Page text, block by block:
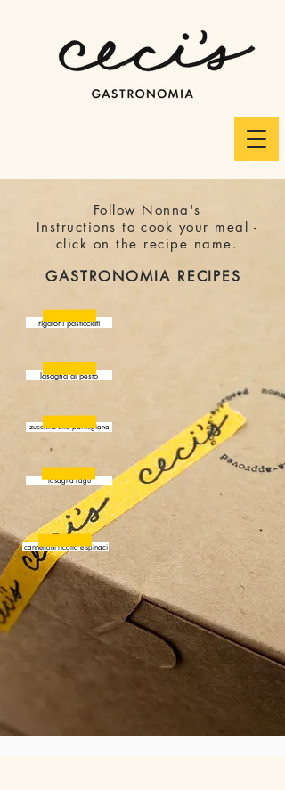
Follow Nonna's
Instructionsto cook your meal -
click on the recipe name.
GASTRONOMIA RECIPES
rigatoni pasticciati
lasagna al pesto
zucchine alla parmigiana
lasagna ragù
cannelloni ricotta e spinaci